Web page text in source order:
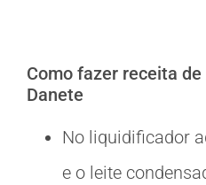
Como fazer receita
Danete
No liquidificador
e o leite